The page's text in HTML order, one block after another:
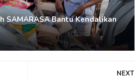
SAMARASA Bantu Kendalikan
NEXT